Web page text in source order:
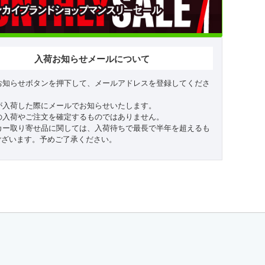
入荷お知らせメールについて
知らせボタンを押下して、メールアドレスを登録してくださ
荷した際にメールでお知らせいたします。
荷やご注文を確定するものではありません。
ー取り寄せ品に関しては、入荷待ちで最長で半年を超えるも
います。予めご了承ください。